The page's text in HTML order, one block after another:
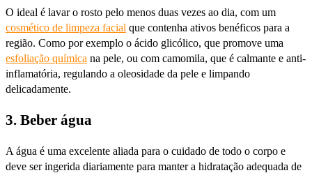
O ideal é lavar o rosto pelo menos duas vezes ao dia, com um
cosmético de limpeza facial que contenha ativos benéficos para a
região. Como por exemplo o ácido glicólico, que promove uma
esfoliação química na pele, ou com camomila, que é calmante e anti-
inflamatória, regulando a oleosidade da pele e limpando
delicadamente.
3. Beber água
A água é uma excelente aliada para o cuidado de todo o corpo e
deve ser ingerida diariamente para manter a hidratação adequada de